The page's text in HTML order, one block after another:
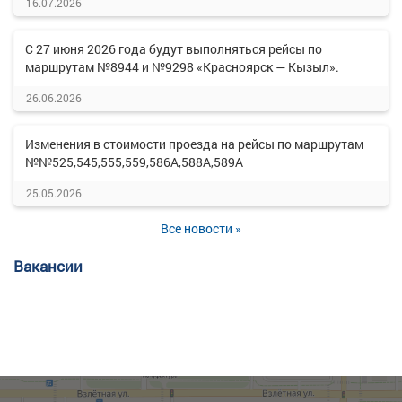
С 27 июня 2026 года будут выполняться рейсы по
маршрутам №8944 и №9298 «Красноярск — Кызыл».
26.06.2026
Изменения в стоимости проезда на рейсы по маршрутам
№№525,545,555,559,586А,588А,589А
25.05.2026
Все новости »
Вакансии